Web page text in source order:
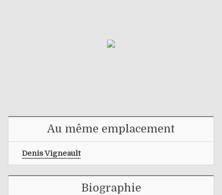
Au même emplacement
Denis Vigneault
Biographie